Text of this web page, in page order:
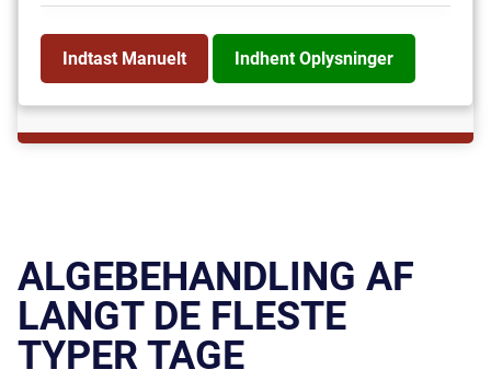
Indtast Manuelt Indhent Oplysninger
ALGEBEHANDLING AF
LANGT DE FLESTE
TYPER TAGE